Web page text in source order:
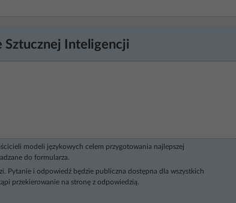
Sztucznej Inteligencji
modeli językowych celem przygotowania najlepszej
do formularza.
Pytanie i odpowiedź będzie publiczna dostępna dla wszystkich
przekierowanie na stronę z odpowiedzią.